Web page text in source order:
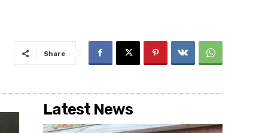
Share
Latest News